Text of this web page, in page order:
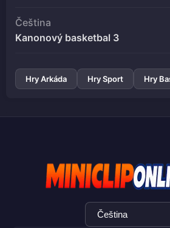
Čeština
Kanonový basketbal 3
Hry Arkáda Hry Sport Hry
Výběr
jazyka